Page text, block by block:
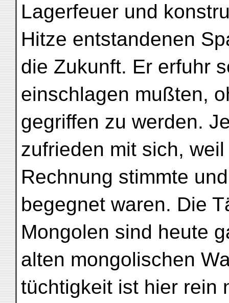
Lagerfeuer und
Hitze entstandenen
die Zukunft. Er erfuhr
einschlagen mußten,
gegriffen zu werden.
zufrieden mit sich,
Rechnung stimmte
begegnet waren. Die
Mongolen sind heute
alten mongolischen
tüchtigkeit ist hier rein